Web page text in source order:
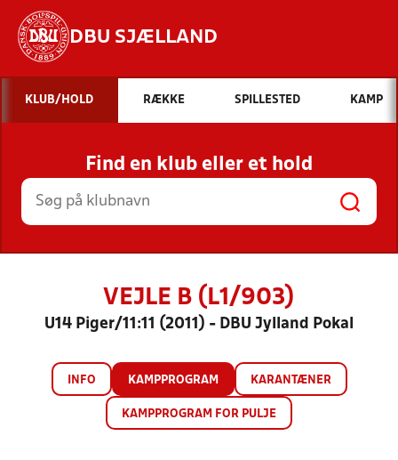
DBU SJÆLLAND
Hvad vil du søge efter?
INDHOLD OG NYHEDER
STILLINGER, RESULTATER, KLUBBER OG
HOLD
KLUB/HOLD RÆKKE SPILLESTED KAMP
Find en klub eller et hold
VEJLE B (L1/903)
U14 Piger/11:11 (2011) - DBU Jylland Pokal
INFO KAMPPROGRAM KARANTÆNER
KAMPPROGRAM FOR PULJE